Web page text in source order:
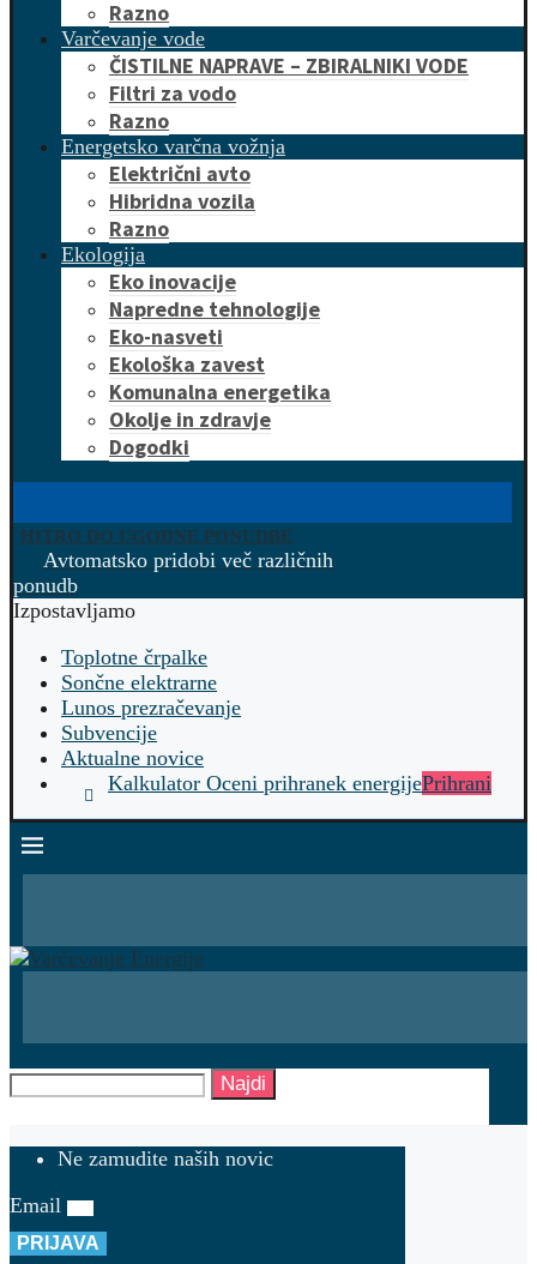
Razno
Varčevanje vode
ČISTILNE NAPRAVE – ZBIRALNIKI VODE
Filtri za vodo
Razno
Energetsko varčna vožnja
Električni avto
Hibridna vozila
Razno
Ekologija
Eko inovacije
Napredne tehnologije
Eko-nasveti
Ekološka zavest
Komunalna energetika
Okolje in zdravje
Dogodki
HITRO DO UGODNE PONUDBE
Avtomatsko pridobi več različnih
ponudb
Izpostavljamo
Toplotne črpalke
Sončne elektrarne
Lunos prezračevanje
Subvencije
Aktualne novice
Kalkulator Oceni prihranek energijePrihrani
Najdi
Ne zamudite naših novic
Email
PRIJAVA